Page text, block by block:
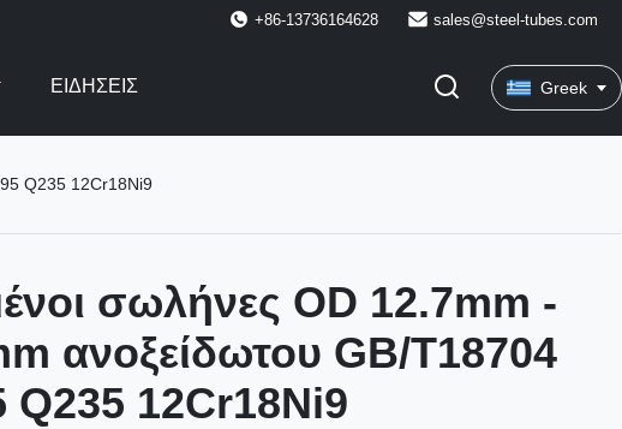
+86-13736164628 sales@steel-tubes.com
ΕΙΔΉΣΕΙΣ Greek
Q235 12Cr18Ni9
σωλήνες OD 12.7mm -
ανοξείδωτου GB/T18704
Q235 12Cr18Ni9